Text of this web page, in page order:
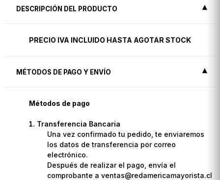
DESCRIPCIÓN DEL PRODUCTO
PRECIO IVA INCLUIDO HASTA AGOTAR STOCK
MÉTODOS DE PAGO Y ENVÍO
Métodos de pago
Transferencia Bancaria
Una vez confirmado tu pedido, te enviaremos
los datos de transferencia por correo
electrónico.
Después de realizar el pago, envía el
comprobante a ventas@redamericamayorista.cl